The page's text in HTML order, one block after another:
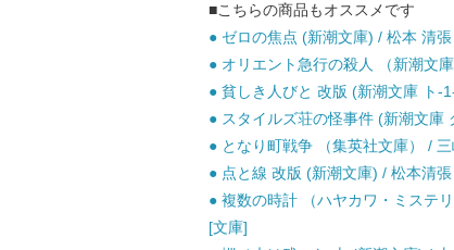
■こちらの商品もオススメです
● ゼロの焦点 (新潮文庫) / 松本 清
● オリエント急行の殺人 （新潮文
● 貧しき人びと 改版 (新潮文庫 ト-
● スタイルズ荘の怪事件 (新潮文庫
● となり町戦争 （集英社文庫） /
● 点と線 改版 (新潮文庫) / 松本清
● 複数の時計 （ハヤカワ・ミステ
[文庫]